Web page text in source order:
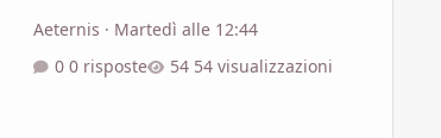
Aeternis · Martedì alle 12:44
0 risposte
54 visualizzazioni